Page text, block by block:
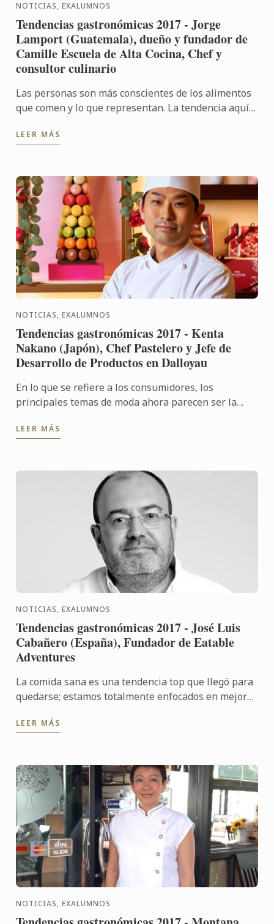
NOTICIAS, EXALUMNOS
Tendencias gastronómicas 2017 - Jorge
Lamport (Guatemala), dueño y fundador de
Camille Escuela de Alta Cocina, Chef y
consultor culinario
Las personas son más conscientes de los alimentos
que comen y lo que representan. La tendencia aquí
nuestras ...
LEER MÁS
NOTICIAS, EXALUMNOS
Tendencias gastronómicas 2017 - Kenta
Nakano (Japón), Chef Pastelero y Jefe de
Desarrollo de Productos en Dalloyau
En lo que se refiere a los consumidores, los
principales temas de moda ahora parecen ser la
LEER MÁS
NOTICIAS, EXALUMNOS
Tendencias gastronómicas 2017 - José Luis
Cabañero (España), Fundador de Eatable
Adventures
La comida sana es una tendencia top que llegó para
quedarse; estamos totalmente enfocados en mejorar
inducir ...
LEER MÁS
NOTICIAS, EXALUMNOS